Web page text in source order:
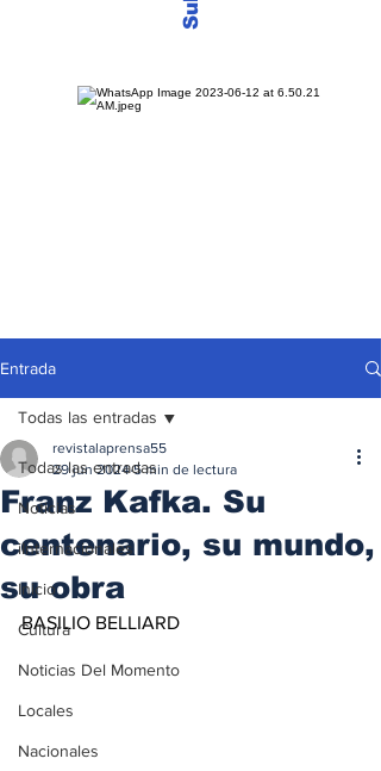
Entrada
Todas las entradas
Noticias
iInternacionales
Inicio
Cultura
Noticias Del Momento
Locales
Nacionales
Todas las entradas
Franz Kafka. Su
centenario, su mundo,
su obra
revistalaprensa55
29 jun 2024 5 min de lectura
BASILIO BELLIARD